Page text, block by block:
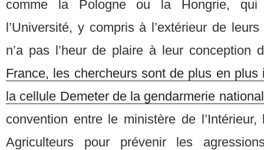
comme la Pologne ou la Hongrie, qui
l’Université, y compris à l’extérieur de
n’a pas l’heur de plaire à leur conception
France, les chercheurs sont de plus en
la cellule Demeter de la gendarmerie
convention entre le ministère de
Agriculteurs pour prévenir les